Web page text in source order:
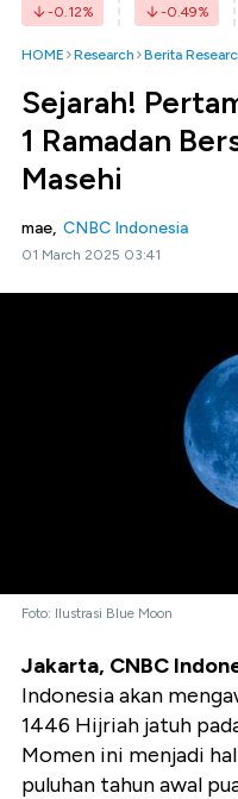
-0.12% -0.49%
HOME Research Berita
Sejarah!
1 Ramadan
Masehi
mae, CNBC Indonesia
01 March 2025 03:41
Foto: Ilustrasi Blue Moon
Jakarta, CNBC
Indonesia akan
1446 Hijriah jatuh
Momen ini menjadi
puluhan tahun awal